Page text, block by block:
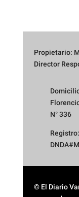
Propietario:
Director
N° 336
© El Diario